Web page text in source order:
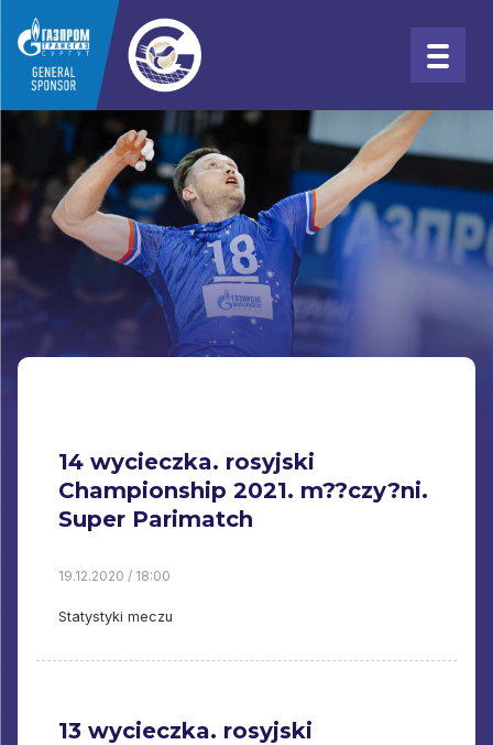
14 wycieczka. rosyjski
Championship 2021. m??czy?ni.
Super Parimatch
19.12.2020 / 18:00
Statystyki meczu
13 wycieczka. rosyjski